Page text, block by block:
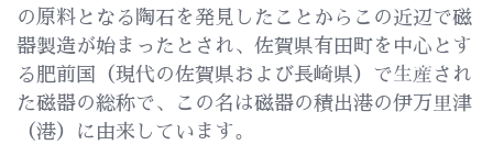
の原料となる陶石を発見したことからこの近辺で磁
器製造が始まったとされ、佐賀県有田町を中心とす
る肥前国（現代の佐賀県および長崎県）で生産され
た磁器の総称で、この名は磁器の積出港の伊万里津
（港）に由来しています。